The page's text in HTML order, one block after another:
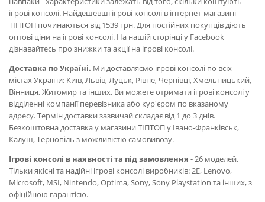
ігрові консолі. Найдешевші ігрові консолі в інтернет-магазині
ТІПТОП починаються від 1539 грн. Для постійних покупців діють
оптові ціни на ігрові консолі. На нашій сторінці у Facebook
дізнавайтесь про знижки та акції на ігрові консолі.
Доставка по Україні. Ми доставляємо ігрові консолі по всіх
містах України: Київ, Львів, Луцьк, Рівне, Чернівці, Хмельницький,
Вінниця, Житомир та інших. Ви можете отримати ігрові консолі у
відділенні компанії перевізника або кур'єром по вказаному
адресу. Термін доставки зазвичай складає від 1 до 3 днів.
Безкоштовна доставка у магазини ТІПТОП у Івано-Франківськ,
Калуш, Тернопіль з можливістю самовивозу.
Ігрові консолі в наявності та під замовлення - 26 моделей.
Тільки якісні та надійні ігрові консолі виробників: 2E, Lenovo,
Microsoft, MSI, Nintendo, Optima, Sony, Sony Playstation та інших, з
офіційною гарантією.